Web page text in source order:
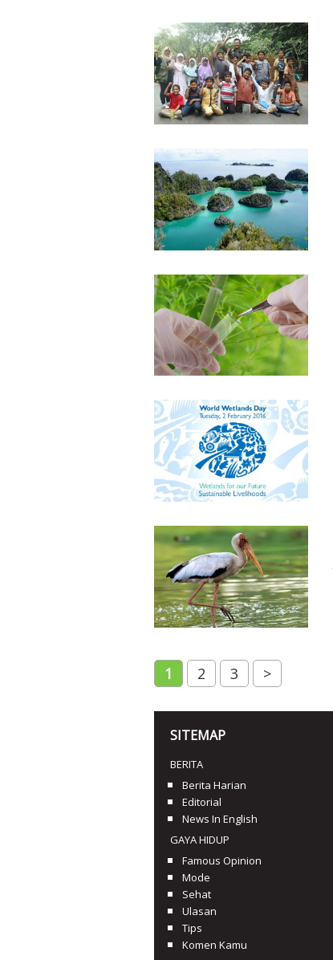
1 2 3 >
SITEMAP
BERITA
Berita Harian
Editorial
News In English
GAYA HIDUP
Famous Opinion
Mode
Sehat
Ulasan
Tips
Komen Kamu